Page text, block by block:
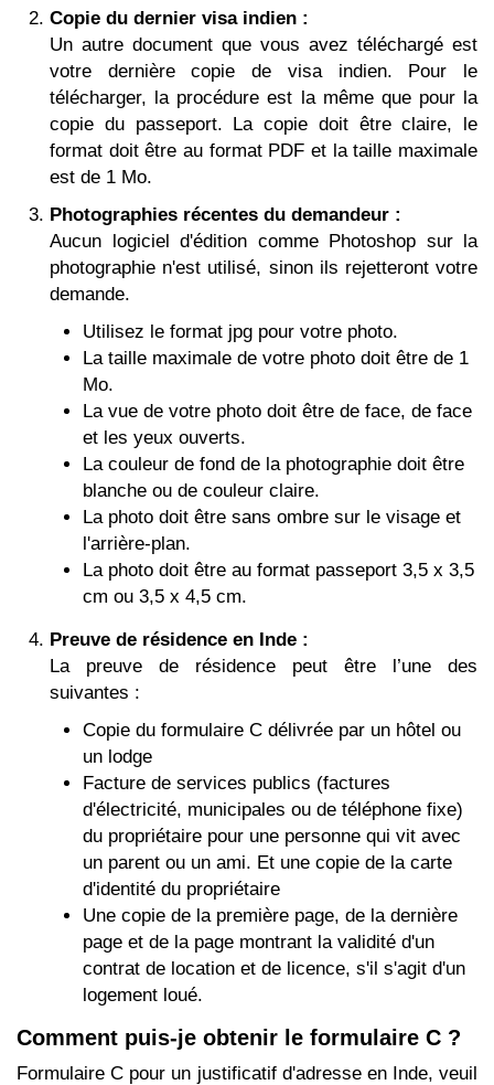
Copie du dernier visa indien :
Un autre document que vous avez téléchargé est
votre dernière copie de visa indien. Pour le
télécharger, la procédure est la même que pour la
copie du passeport. La copie doit être claire, le
format doit être au format PDF et la taille maximale
est de 1 Mo.
Photographies récentes du demandeur :
Aucun logiciel d'édition comme Photoshop sur la
photographie n'est utilisé, sinon ils rejetteront votre
demande.
Utilisez le format jpg pour votre photo.
La taille maximale de votre photo doit être de 1
Mo.
La vue de votre photo doit être de face, de face
et les yeux ouverts.
La couleur de fond de la photographie doit être
blanche ou de couleur claire.
La photo doit être sans ombre sur le visage et
l'arrière-plan.
La photo doit être au format passeport 3,5 x 3,5
cm ou 3,5 x 4,5 cm.
Preuve de résidence en Inde :
La preuve de résidence peut être l’une des
suivantes :
Copie du formulaire C délivrée par un hôtel ou
un lodge
Facture de services publics (factures
d'électricité, municipales ou de téléphone fixe)
du propriétaire pour une personne qui vit avec
un parent ou un ami. Et une copie de la carte
d'identité du propriétaire
Une copie de la première page, de la dernière
page et de la page montrant la validité d'un
contrat de location et de licence, s'il s'agit d'un
logement loué.
Comment puis-je obtenir le formulaire C ?
Formulaire C pour un justificatif d'adresse en Inde, veuil